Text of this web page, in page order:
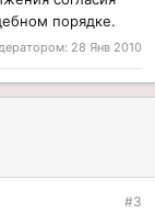
порядке.
28 Янв 2010
#3